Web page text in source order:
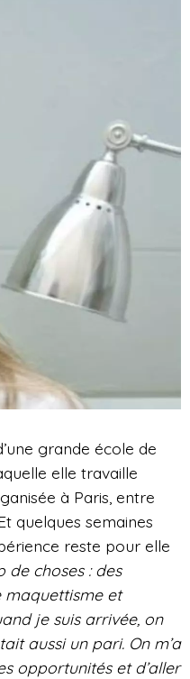
grande école de
elle travaille
à Paris, entre
quelques semaines
reste pour elle
de choses : des
maquettisme et
je suis arrivée, on
aussi un pari. On m’a
opportunités et d’aller